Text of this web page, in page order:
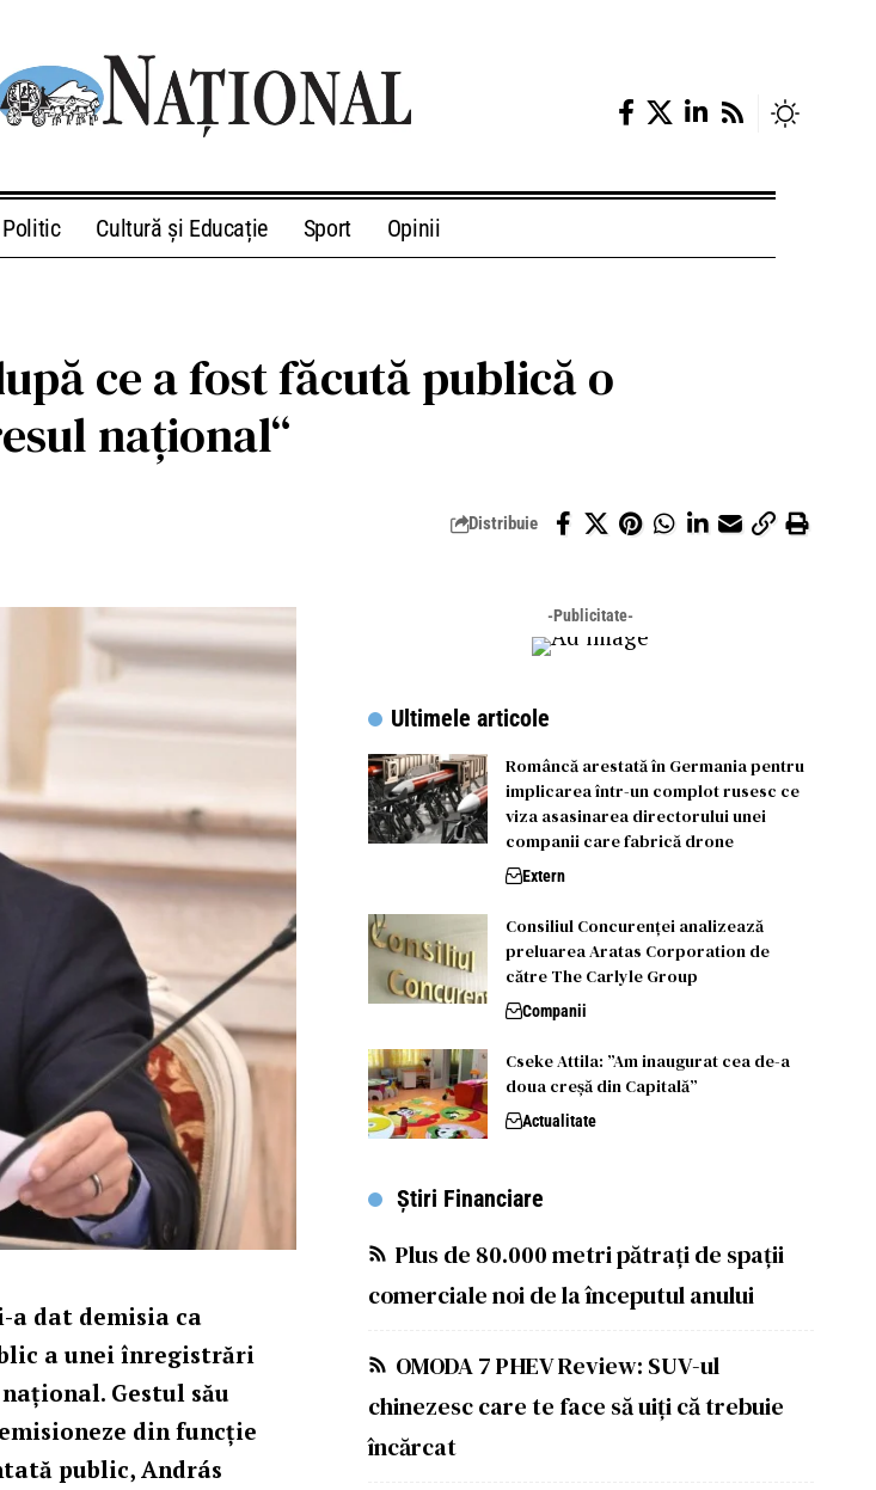
Politic Cultură și Educație Sport Opinii
ce a fost făcută publică o
național“
Distribuie
a dat demisia ca
a unei înregistrări
Gestul său
din funcţie
public, András
-Publicitate-
Ultimele articole
Româncă arestată în Germania pentru
implicarea într-un complot rusesc ce
viza asasinarea directorului unei
companii care fabrică drone
Extern
Consiliul Concurenței analizează
preluarea Aratas Corporation de
către The Carlyle Group
Companii
Cseke Attila: ”Am inaugurat cea de-a
doua creșă din Capitală”
Actualitate
Știri Financiare
Plus de 80.000 metri pătrați de spații
comerciale noi de la începutul anului
OMODA 7 PHEV Review: SUV-ul
chinezesc care te face să uiți că trebuie
încărcat